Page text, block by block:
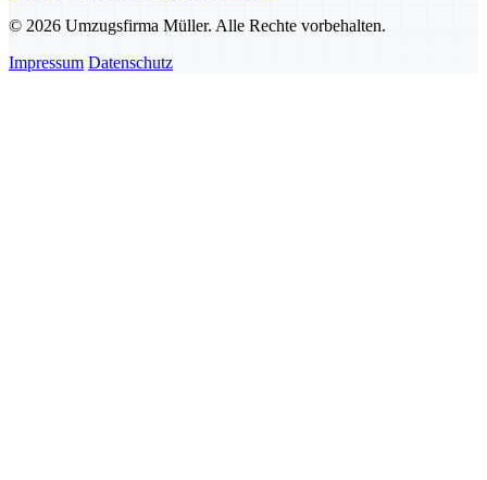
© 2026 Umzugsfirma Müller. Alle Rechte vorbehalten.
Impressum Datenschutz